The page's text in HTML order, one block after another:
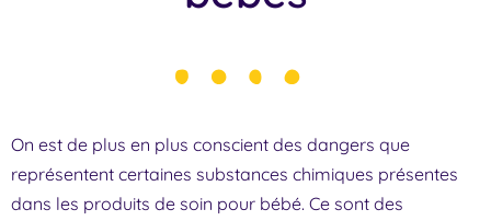
On est de plus en plus conscient des dangers que
représentent certaines substances chimiques présentes
dans les produits de soin pour bébé. Ce sont des